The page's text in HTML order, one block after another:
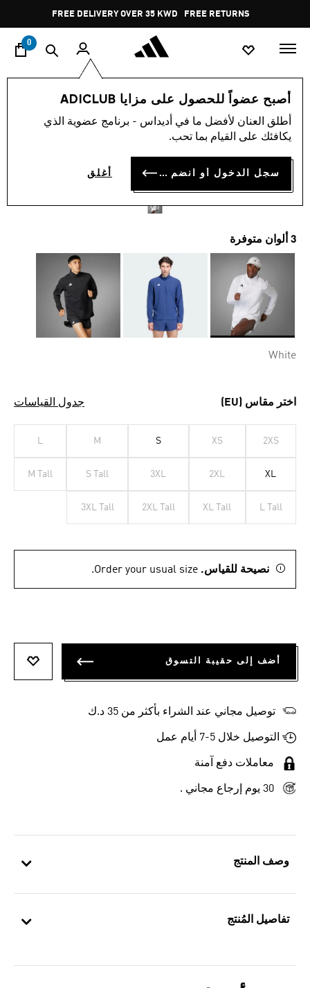
Pause
promotion
rotation
FREE DELIVERY OVER 35 KWD FREE RETURNS
0
أصبح عضواً للحصول على مزايا ADICLUB
أطلق العنان لأفضل ما في أديداس - برنامج عضوية الذي
يكافئك على القيام بما تحب.
سجل الدخول أو انضم الآن أغلق
وصف المنتج
تفاصيل المُنتج
الرجال ملابس
جاكيت ADIZERO ESSENTIALS
RUNNING
KD 28.75
3 ألوان متوفرة
White
اختر مقاس (EU) جدول القياسات
2XS
XS
S
M
L
XL
2XL
3XL
S Tall
M Tall
L Tall
XL Tall
2XL Tall
3XL Tall
نصيحة للقياس. Order your usual size.
أضف إلى حقيبة التسوق
توصيل مجاني عند الشراء بأكثر من 35 د.ك
التوصيل خلال 5-7 أيام عمل
معاملات دفع آمنة